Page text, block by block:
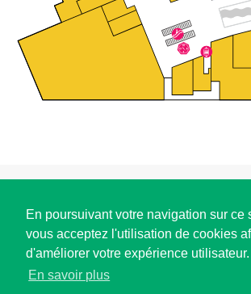
En poursuivant votre navigation sur ce
vous acceptez l'utilisation de cookies
d'améliorer votre expérience utilisateur.
En savoir plus
ACCÈS
HORAIRES D'OUVERTURE